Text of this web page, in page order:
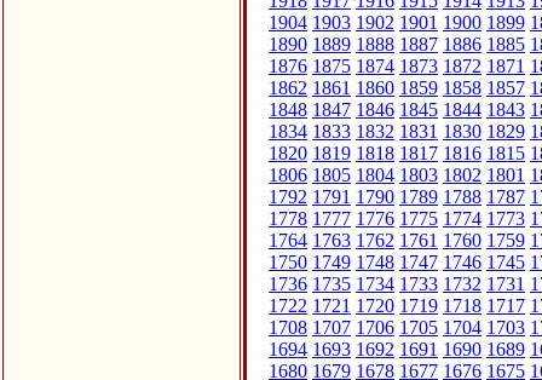
1904 1903 1902 1901 1900 1899
1890 1889 1888 1887 1886 1885
1876 1875 1874 1873 1872 1871
1862 1861 1860 1859 1858 1857
1848 1847 1846 1845 1844 1843
1834 1833 1832 1831 1830 1829
1820 1819 1818 1817 1816 1815
1806 1805 1804 1803 1802 1801
1792 1791 1790 1789 1788 1787
1778 1777 1776 1775 1774 1773
1764 1763 1762 1761 1760 1759
1750 1749 1748 1747 1746 1745
1736 1735 1734 1733 1732 1731
1722 1721 1720 1719 1718 1717
1708 1707 1706 1705 1704 1703
1694 1693 1692 1691 1690 1689
1680 1679 1678 1677 1676 1675